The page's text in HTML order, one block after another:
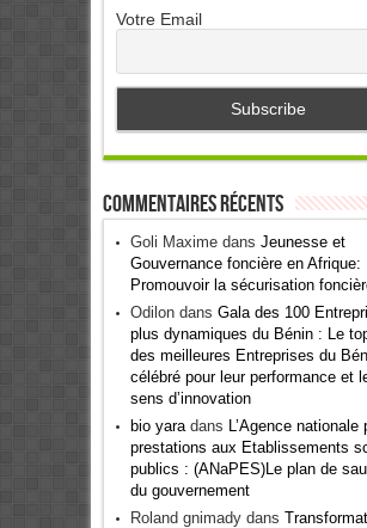
Votre Email
Commentaires récents
Goli Maximedans Jeunesse et
Gouvernance foncière en Afrique:
Promouvoir la sécurisation
Odilondans Gala des 100
plus dynamiques du Bénin : Le
des meilleures Entreprises du
célébré pour leur performance et
sens d’innovation
bio yaradans
L’Agence nationale
prestations aux Etablissements
publics : (ANaPES)Le plan de
du gouvernement
Roland gnimadydans